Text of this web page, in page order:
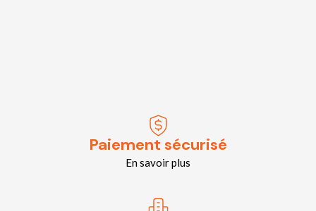
Paiement sécurisé
En savoir plus